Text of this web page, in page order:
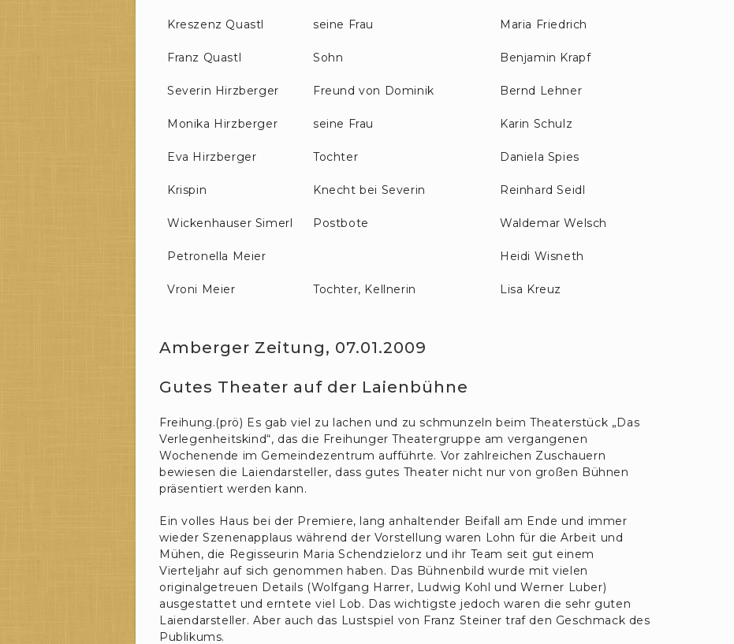
Kreszenz Quastl seine Frau Maria Friedrich
Franz Quastl Sohn Benjamin Krapf
Severin Hirzberger Freund von Dominik Bernd Lehner
Monika Hirzberger seine Frau Karin Schulz
Eva Hirzberger Tochter Daniela Spies
Krispin Knecht bei Severin Reinhard Seidl
Wickenhauser Simerl Postbote Waldemar Welsch
Petronella Meier Heidi Wisneth
Vroni Meier Tochter, Kellnerin Lisa Kreuz
Amberger Zeitung, 07.01.2009
Gutes Theater auf der Laienbühne
Freihung.(prö) Es gab viel zu lachen und zu schmunzeln beim Theaterstück „Das
Verlegenheitskind“, das die Freihunger Theatergruppe am vergangenen
Wochenende im Gemeindezentrum aufführte. Vor zahlreichen Zuschauern
bewiesen die Laiendarsteller, dass gutes Theater nicht nur von großen Bühnen
präsentiert werden kann.
Ein volles Haus bei der Premiere, lang anhaltender Beifall am Ende und immer
wieder Szenenapplaus während der Vorstellung waren Lohn für die Arbeit und
Mühen, die Regisseurin Maria Schendzielorz und ihr Team seit gut einem
Vierteljahr auf sich genommen haben. Das Bühnenbild wurde mit vielen
originalgetreuen Details (Wolfgang Harrer, Ludwig Kohl und Werner Luber)
ausgestattet und erntete viel Lob. Das wichtigste jedoch waren die sehr guten
Laiendarsteller. Aber auch das Lustspiel von Franz Steiner traf den Geschmack des
Publikums.